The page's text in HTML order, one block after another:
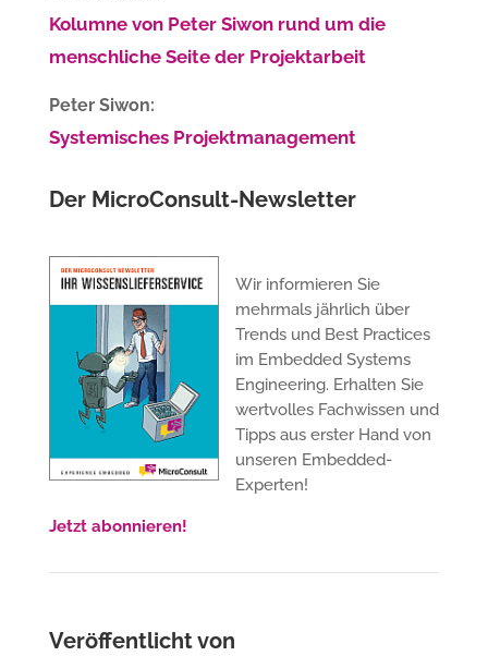
Kolumne von Peter Siwon rund um die
menschliche Seite der Projektarbeit
Peter Siwon:
Systemisches Projektmanagement
Der MicroConsult-Newsletter
Wir informieren Sie
mehrmals jährlich über
Trends und Best Practices
im Embedded Systems
Engineering. Erhalten Sie
wertvolles Fachwissen und
Tipps aus erster Hand von
unseren Embedded-
Experten!
Jetzt abonnieren!
Veröffentlicht von